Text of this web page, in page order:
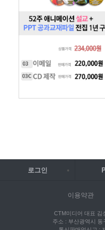
로그인
이용약관
CTM미디어 대표
주소 : 부산광역시